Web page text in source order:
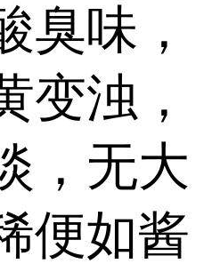
臭味，
变浊，
，无大
便如酱